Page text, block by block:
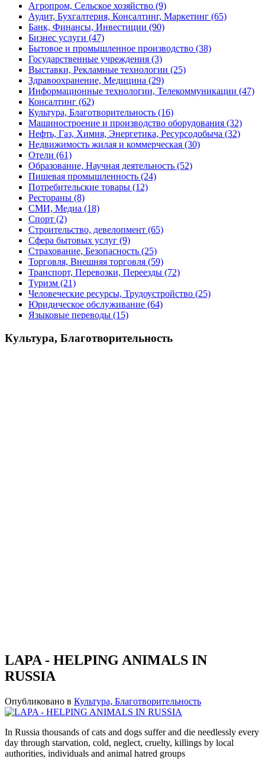
Агропром, Сельское хозяйство (9)
Аудит, Бухгалтерия, Консалтинг, Маркетинг (65)
Банк, Финансы, Инвестиции (90)
Бизнес услуги (47)
Бытовое и промышленное производство (38)
Государственные учреждения (3)
Выставки, Рекламные технологии (25)
Здравоохранение, Медицина (29)
Информационные технологии, Телекоммуникации (47)
Консалтинг (62)
Культура, Благотворительность (16)
Машиностроение и производство оборудования (32)
Нефть, Газ, Химия, Энергетика, Ресурсодобыча (32)
Недвижимость жилая и коммерческая (30)
Отели (61)
Образование, Научная деятельность (52)
Пишевая промышленность (24)
Потребительские товары (12)
Рестораны (8)
СМИ, Медиа (18)
Спорт (2)
Строительство, девелопмент (65)
Сфера бытовых услуг (9)
Страхование, Безопасность (25)
Торговля, Внешняя торговля (59)
Транспорт, Перевозки, Переезды (72)
Туризм (21)
Человеческие ресурсы, Трудоустройство (25)
Юридическое обслуживание (64)
Языковые переводы (15)
Культура, Благотворительность
LAPA - HELPING ANIMALS IN
RUSSIA
Опубликовано в Культура, Благотворительность
In Russia thousands of cats and dogs suffer and die needlessly every
day through starvation, cold, neglect, cruelty, killings by local
authorities, individuals and animal hatred groups